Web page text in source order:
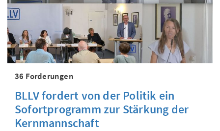
36 Forderungen
BLLV fordert von der Politik ein
Sofortprogramm zur Stärkung der
Kernmannschaft